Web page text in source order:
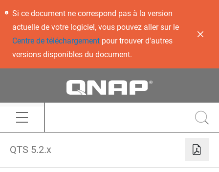
Si ce document ne correspond pas à la version
actuelle de votre logiciel, vous pouvez aller sur le
Centre de téléchargementpour trouver d'autres
versions disponibles du document.
QTS 5.2.x